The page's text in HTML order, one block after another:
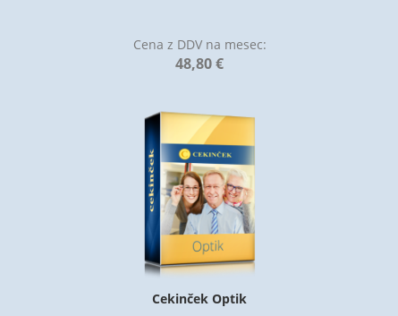
Cena z DDV na mesec:
48,80 €
Cekinček Optik